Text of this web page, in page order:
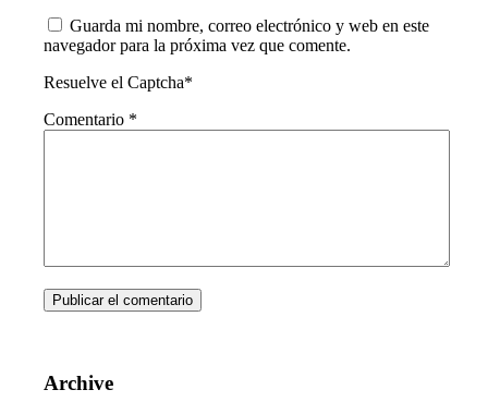
Guarda mi nombre, correo electrónico y web en este
navegador para la próxima vez que comente.
Resuelve el Captcha*
Comentario *
Archive